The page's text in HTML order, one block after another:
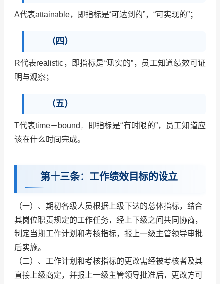
A代表attainable，即指标是“可达到的”，“可实现的”；
（四）
R代表realistic，即指标是“现实的”，员工知道绩效可证
明与观察；
（五）
T代表time－ bound ，即指标是“有时限的”，员工知道应
该在什么时间完成。
第十三条：工作绩效目标的设立
（一）、期初各级人员根据上级下达的总体指标，结合
其岗位职责规定的工作任务，经上下级之间共同协商，
制定当期工作计划和考核指标，报上一级主管领导审批
后实施。
（二）、工作计划和考核指标的更改需经被考核者及其
直接上级商定，并报上一级主管领导批准后，更改方可